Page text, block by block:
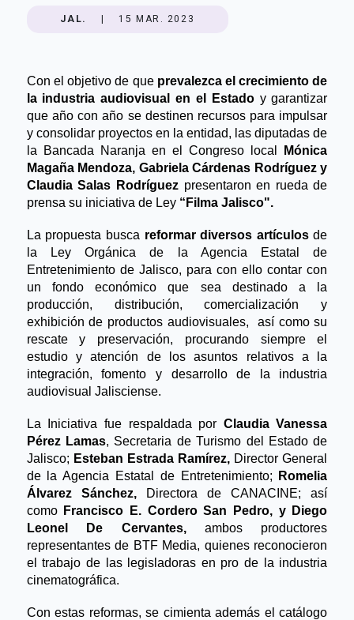
JAL. 15 MAR. 2023
Con el objetivo de que prevalezca el crecimiento de
la industria audiovisual en el Estado y garantizar
que año con año se destinen recursos para impulsar
y consolidar proyectos en la entidad, las diputadas de
la Bancada Naranja en el Congreso local
Mónica
Magaña Mendoza, Gabriela Cárdenas Rodríguez y
Claudia Salas Rodríguez presentaron en rueda de
prensa su iniciativa de Ley “Filma Jalisco".
La propuesta busca reformar diversos artículos de
la Ley Orgánica de la Agencia Estatal de
Entretenimiento de Jalisco, para con ello contar con
un fondo económico que sea destinado a la
producción, distribución, comercialización y
exhibición de productos audiovisuales,  así como su
rescate y preservación, procurando siempre el
estudio y atención de los asuntos relativos a la
integración, fomento y desarrollo de la industria
audiovisual Jalisciense.
La Iniciativa fue respaldada por Claudia Vanessa
Pérez Lamas, Secretaria de Turismo del Estado de
Jalisco; Esteban Estrada Ramírez, Director General
de la Agencia Estatal de Entretenimiento;
Romelia
Álvarez Sánchez, Directora de CANACINE; así
como Francisco E. Cordero San Pedro, y Diego
Leonel De Cervantes, ambos productores
representantes de BTF Media, quienes reconocieron
el trabajo de las legisladoras en pro de la industria
cinematográfica.
Con estas reformas, se cimienta además el catálogo